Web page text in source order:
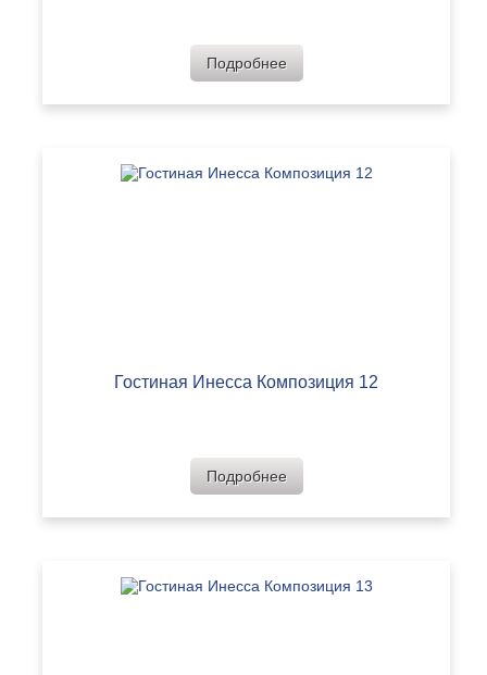
Подробнее
Гостиная Инесса Композиция 12
Подробнее